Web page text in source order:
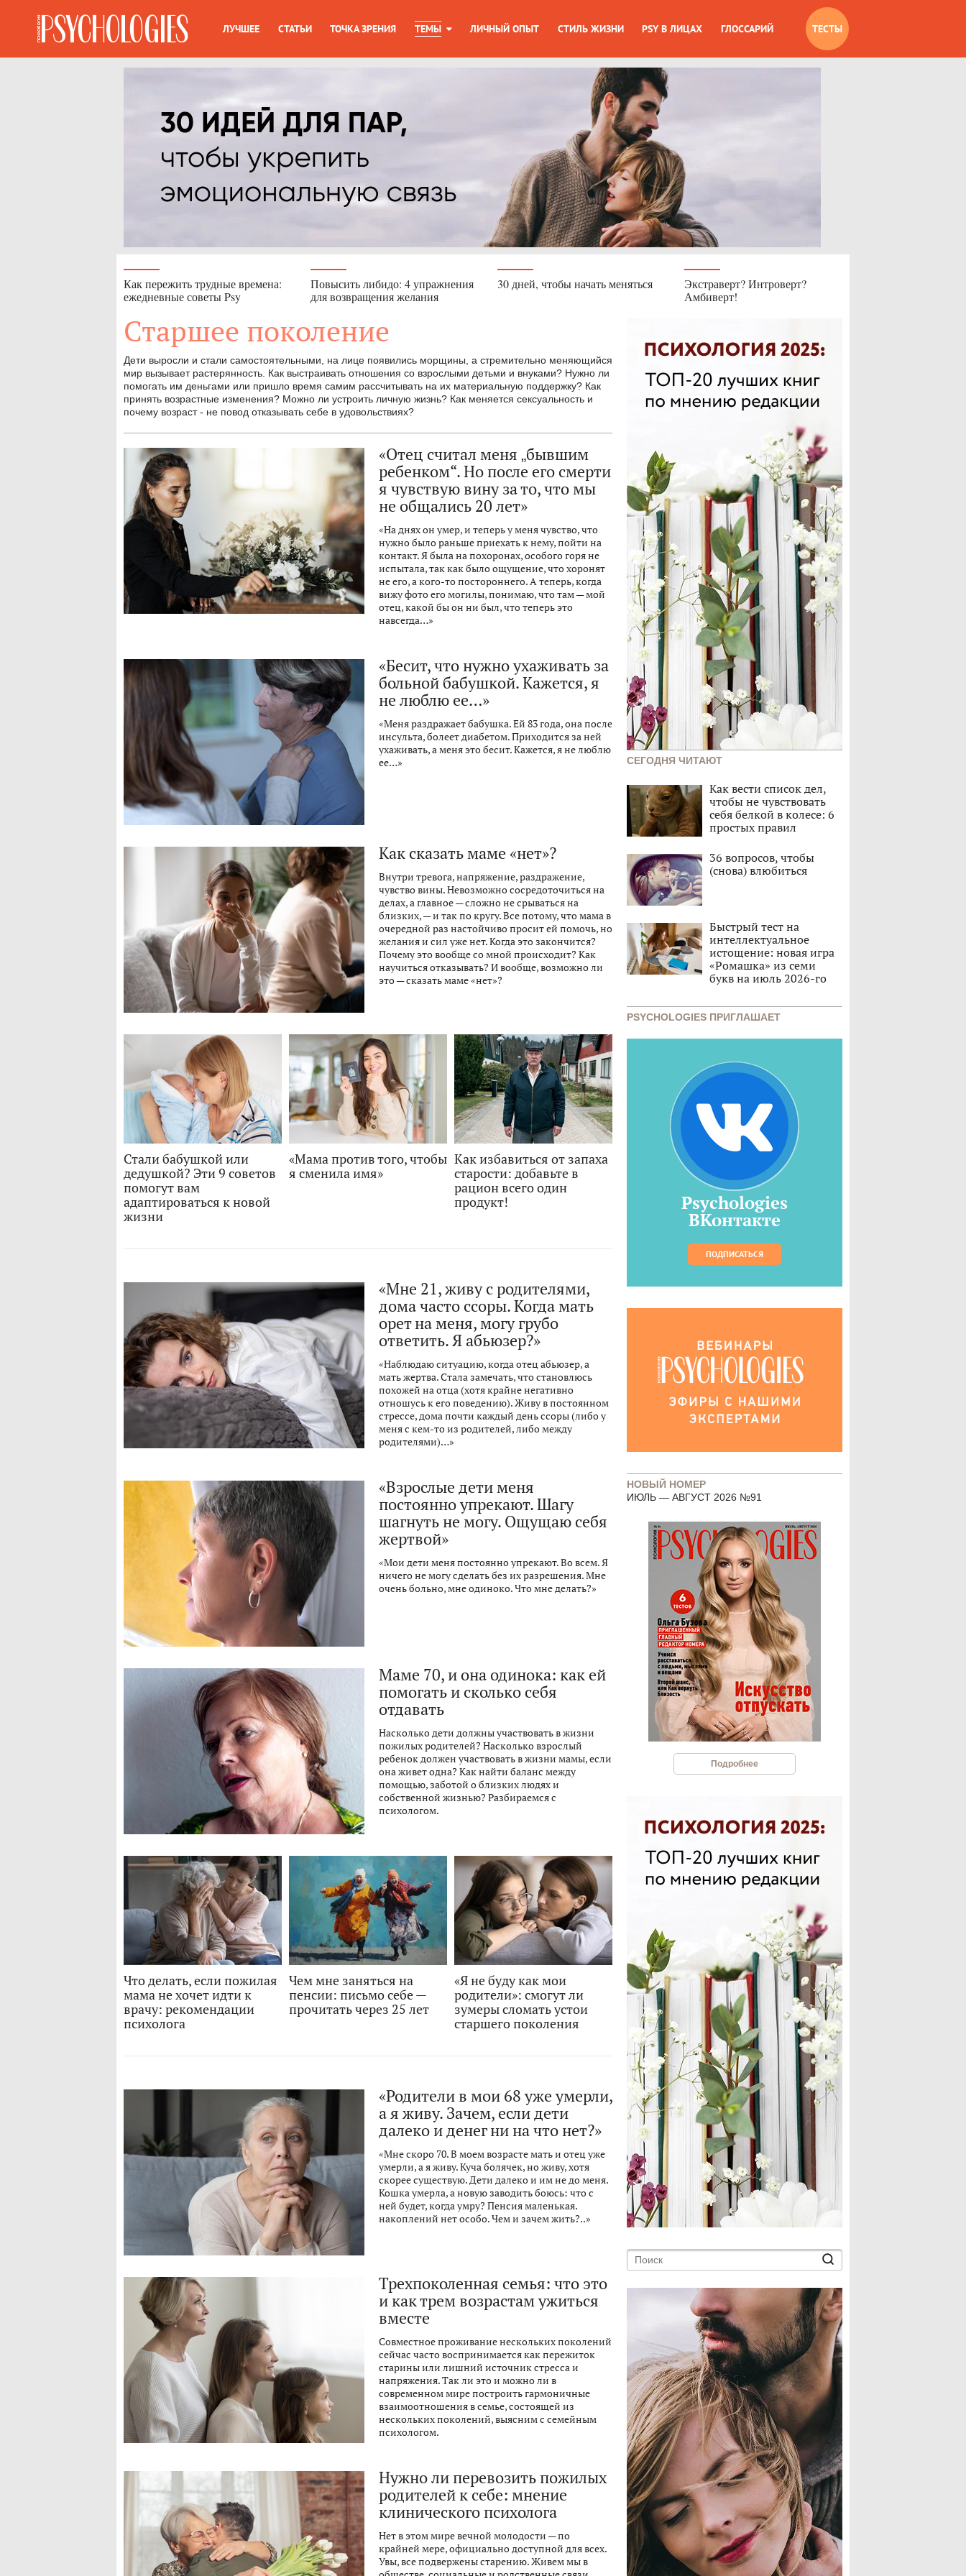
ЛУЧШЕЕ СТАТЬИ ТОЧКА ЗРЕНИЯ ТЕМЫ ЛИЧНЫЙ ОПЫТ СТИЛЬ ЖИЗНИ PSY В ЛИЦАХ ГЛОССАРИЙ ТЕСТЫ
Как пережить трудные времена:
ежедневные советы Psy
Повысить либидо: 4 упражнения
для возвращения желания
30 дней, чтобы начать меняться
Экстраверт? Интроверт?
Амбиверт!
Старшее поколение
Дети выросли и стали самостоятельными, на лице появились морщины, а стремительно меняющийся
мир вызывает растерянность. Как выстраивать отношения со взрослыми детьми и внуками? Нужно ли
помогать им деньгами или пришло время самим рассчитывать на их материальную поддержку? Как
принять возрастные изменения? Можно ли устроить личную жизнь? Как меняется сексуальность и
почему возраст - не повод отказывать себе в удовольствиях?
«Отец считал меня „бывшим
ребенком“. Но после его смерти
я чувствую вину за то, что мы
не общались 20 лет»
«На днях он умер, и теперь у меня чувство, что
нужно было раньше приехать к нему, пойти на
контакт. Я была на похоронах, особого горя не
испытала, так как было ощущение, что хоронят
не его, а кого-то постороннего. А теперь, когда
вижу фото его могилы, понимаю, что там — мой
отец, какой бы он ни был, что теперь это
навсегда…»
«Бесит, что нужно ухаживать за
больной бабушкой. Кажется, я
не люблю ее…»
«Меня раздражает бабушка. Ей 83 года, она после
инсульта, болеет диабетом. Приходится за ней
ухаживать, а меня это бесит. Кажется, я не люблю
ее…»
Как сказать маме «нет»?
Внутри тревога, напряжение, раздражение,
чувство вины. Невозможно сосредоточиться на
делах, а главное — сложно не срываться на
близких, — и так по кругу. Все потому, что мама в
очередной раз настойчиво просит ей помочь, но
желания и сил уже нет. Когда это закончится?
Почему это вообще со мной происходит? Как
научиться отказывать? И вообще, возможно ли
это — сказать маме «нет»?
Стали бабушкой или
дедушкой? Эти 9 советов
помогут вам
адаптироваться к новой
жизни
«Мама против того, чтобы
я сменила имя»
Как избавиться от запаха
старости: добавьте в
рацион всего один
продукт!
«Мне 21, живу с родителями,
дома часто ссоры. Когда мать
орет на меня, могу грубо
ответить. Я абьюзер?»
«Наблюдаю ситуацию, когда отец абьюзер, а
мать жертва. Стала замечать, что становлюсь
похожей на отца (хотя крайне негативно
отношусь к его поведению). Живу в постоянном
стрессе, дома почти каждый день ссоры (либо у
меня с кем-то из родителей, либо между
родителями)…»
«Взрослые дети меня
постоянно упрекают. Шагу
шагнуть не могу. Ощущаю себя
жертвой»
«Мои дети меня постоянно упрекают. Во всем. Я
ничего не могу сделать без их разрешения. Мне
очень больно, мне одиноко. Что мне делать?»
Маме 70, и она одинока: как ей
помогать и сколько себя
отдавать
Насколько дети должны участвовать в жизни
пожилых родителей? Насколько взрослый
ребенок должен участвовать в жизни мамы, если
она живет одна? Как найти баланс между
помощью, заботой о близких людях и
собственной жизнью? Разбираемся с
психологом.
Что делать, если пожилая
мама не хочет идти к
врачу: рекомендации
психолога
Чем мне заняться на
пенсии: письмо себе —
прочитать через 25 лет
«Я не буду как мои
родители»: смогут ли
зумеры сломать устои
старшего поколения
«Родители в мои 68 уже умерли,
а я живу. Зачем, если дети
далеко и денег ни на что нет?»
«Мне скоро 70. В моем возрасте мать и отец уже
умерли, а я живу. Куча болячек, но живу, хотя
скорее существую. Дети далеко и им не до меня.
Кошка умерла, а новую заводить боюсь: что с
ней будет, когда умру? Пенсия маленькая.
накоплений нет особо. Чем и зачем жить?..»
Трехпоколенная семья: что это
и как трем возрастам ужиться
вместе
Совместное проживание нескольких поколений
сейчас часто воспринимается как пережиток
старины или лишний источник стресса и
напряжения. Так ли это и можно ли в
современном мире построить гармоничные
взаимоотношения в семье, состоящей из
нескольких поколений, выясним с семейным
психологом.
Нужно ли перевозить пожилых
родителей к себе: мнение
клинического психолога
Нет в этом мире вечной молодости — по
крайней мере, официально доступной для всех.
Увы, все подвержены старению. Живем мы в
СЕГОДНЯ ЧИТАЮТ
Как вести список дел,
чтобы не чувствовать
себя белкой в колесе: 6
простых правил
36 вопросов, чтобы
(снова) влюбиться
Быстрый тест на
интеллектуальное
истощение: новая игра
«Ромашка» из семи
букв на июль 2026-го
PSYCHOLOGIES ПРИГЛАШАЕТ
Psychologies
ВКонтакте
ПОДПИСАТЬСЯ
НОВЫЙ НОМЕР
ИЮЛЬ — АВГУСТ 2026 №91
Подробнее